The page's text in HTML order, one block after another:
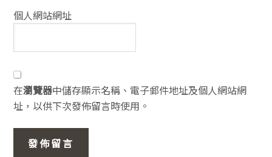
個人網站網址
在瀏覽器中儲存顯示名稱、電子郵件地址及個人網站網
址，以供下次發佈留言時使用。